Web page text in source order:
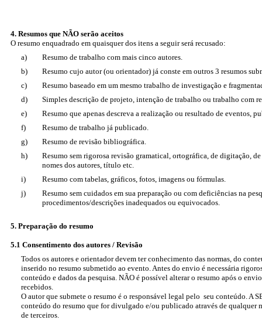
4. Resumos que NÃO serão aceitos
O resumo enquadrado em quaisquer dos itens a seguir será recusado:
a)
Resumo de trabalho com mais cinco autores.
b)
Resumo cujo autor (ou orientador) já conste em outros 3 resumos
c)
Resumo baseado em um mesmo trabalho de investigação e
d)
Simples descrição de projeto, intenção de trabalho ou trabalho com
e)
Resumo que apenas descreva a realização ou resultado de eventos,
f)
Resumo de trabalho já publicado.
g)
Resumo de revisão bibliográfica.
h)
Resumo sem rigorosa revisão gramatical, ortográfica, de digitação,
nomes dos autores, título etc.
i)
Resumo com tabelas, gráficos, fotos, imagens ou fórmulas.
j)
Resumo sem cuidados em sua preparação ou com deficiências na
procedimentos/descrições inadequados ou equivocados.
5. Preparação do resumo
5.1 Consentimento dos autores / Revisão
Todos os autores e orientador devem ter conhecimento das normas, do
inserido no resumo submetido ao evento. Antes do envio é necessária
conteúdo e dados da pesquisa. NÃO é possível alterar o resumo após o
recebidos.
O autor que submete o resumo é o responsável legal pelo seu conteúdo. A
conteúdo do resumo que for divulgado e/ou publicado através de qualquer
de terceiros.